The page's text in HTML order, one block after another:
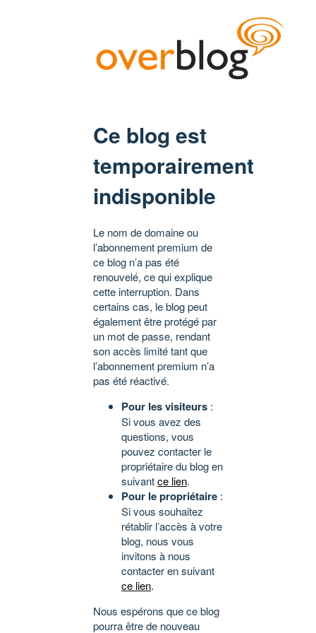
Ce blog est
temporairement
indisponible
Le nom de domaine ou
l’abonnement premium de
ce blog n’a pas été
renouvelé, ce qui explique
cette interruption. Dans
certains cas, le blog peut
également être protégé par
un mot de passe, rendant
son accès limité tant que
l’abonnement premium n’a
pas été réactivé.
Pour les visiteurs :
Si vous avez des
questions, vous
pouvez contacter le
propriétaire du blog en
suivantce lien.
Pour le propriétaire :
Si vous souhaitez
rétablir l’accès à votre
blog, nous vous
invitons à nous
contacter en suivant
ce lien.
Nous espérons que ce blog
pourra être de nouveau